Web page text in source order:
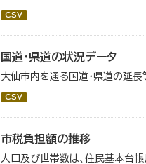
CSV
国道・県道の状況データ
大仙市内を通る国道・県道の延長
CSV
市税負担額の推移
人口及び世帯数は、住民基本台